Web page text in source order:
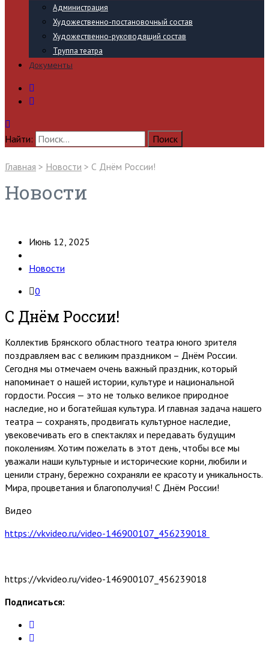
Администрация
Художественно-постановочный состав
Художественно-руководящий состав
Труппа театра
Документы
Найти:
Главная > Новости > С Днём России!
Новости
Июнь 12, 2025
Новости
0
С Днём России!
Коллектив Брянского областного театра юного зрителя
поздравляем вас с великим праздником – Днём России.
Сегодня мы отмечаем очень важный праздник, который
напоминает о нашей истории, культуре и национальной
гордости. Россия — это не только великое природное
наследие, но и богатейшая культура. И главная задача нашего
театра — сохранять, продвигать культурное наследие,
увековечивать его в спектаклях и передавать будущим
поколениям. Хотим пожелать в этот день, чтобы все мы
уважали наши культурные и исторические корни, любили и
ценили страну, бережно сохраняли ее красоту и уникальность.
Мира, процветания и благополучия! С Днём России!
Видео
https://vkvideo.ru/video-146900107_456239018
https://vkvideo.ru/video-146900107_456239018
Подписаться: